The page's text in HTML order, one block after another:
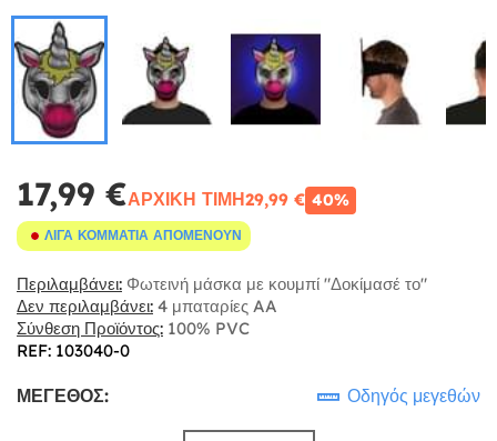
17,99 €ΑΡΧΙΚΉ ΤΙΜΉ29,99 € 40%
ΛΊΓΑ ΚΟΜΜΆΤΙΑ ΑΠΟΜΈΝΟΥΝ
Περιλαμβάνει: Φωτεινή μάσκα με κουμπί "Δοκίμασέ το"
Δεν περιλαμβάνει: 4 μπαταρίες AA
Σύνθεση Προϊόντος: 100% PVC
REF: 103040-0
ΜΈΓΕΘΟΣ: Οδηγός μεγεθών